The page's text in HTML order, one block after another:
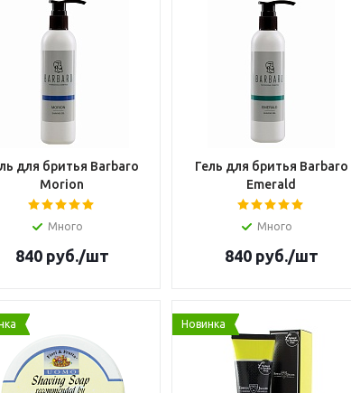
для бритья Barbaro
Morion
Много
840руб./шт
Гель для бритья Barbaro
Emerald
Много
840руб./шт
Новинка